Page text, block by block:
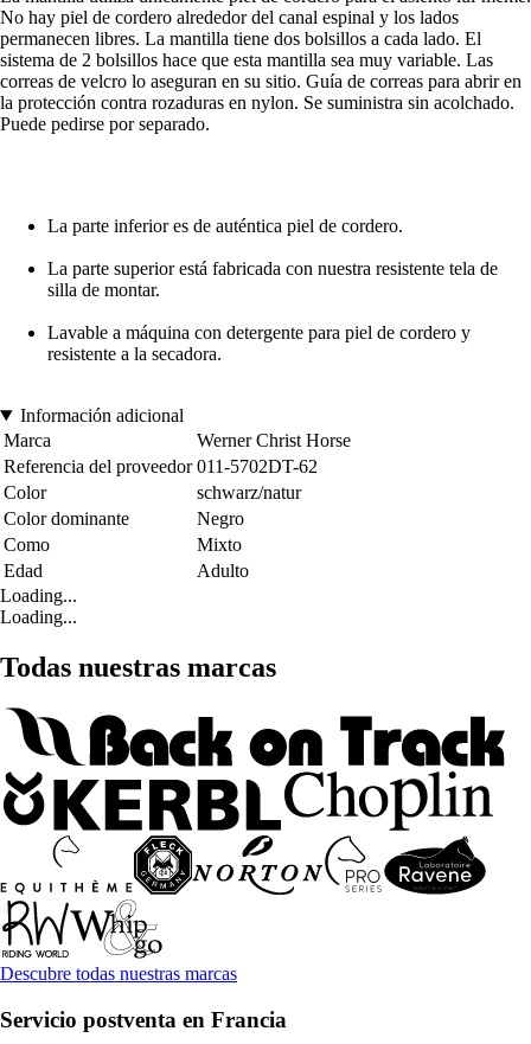
No hay piel de cordero alrededor del canal espinal y los lados
permanecen libres. La mantilla tiene dos bolsillos a cada lado. El
sistema de 2 bolsillos hace que esta mantilla sea muy variable. Las
correas de velcro lo aseguran en su sitio. Guía de correas para abrir en
la protección contra rozaduras en nylon. Se suministra sin acolchado.
Puede pedirse por separado.
La parte inferior es de auténtica piel de cordero.
La parte superior está fabricada con nuestra resistente tela de
silla de montar.
Lavable a máquina con detergente para piel de cordero y
resistente a la secadora.
Información adicional
Marca
Werner Christ Horse
Referencia del proveedor 011-5702DT-62
Color
schwarz/natur
Color dominante
Negro
Como
Mixto
Edad
Adulto
Loading...
Loading...
Todas nuestras marcas
Descubre todas nuestras marcas
Servicio postventa en Francia